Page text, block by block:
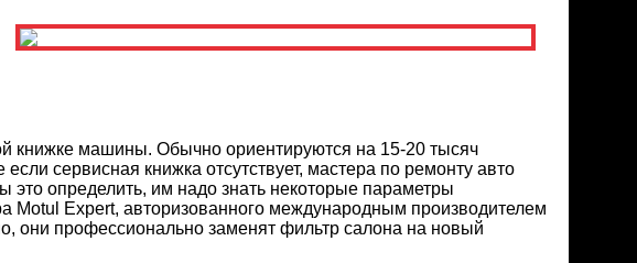
книжке машины. Обычно ориентируются на 15-20 тысяч
сервисная книжка отсутствует, мастера по ремонту авто
это определить, им надо знать некоторые параметры
Motul Expert, авторизованного международным производителем
они профессионально заменят фильтр салона на новый